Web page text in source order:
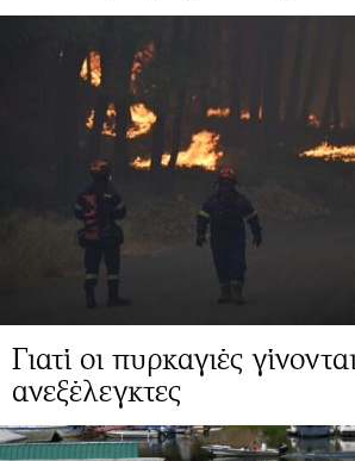
Γιατί οι πυρκαγιές
ανεξέλεγκτες